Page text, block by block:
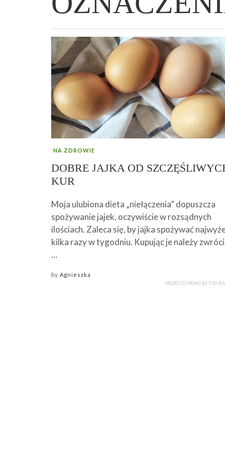
WIELKANOCNA BABKA DROŻDŻOWA –
„TRZYGODZINNA”
„PRZEMIANA” PODRÓŻ DO SIŁY I
WOLNOŚCI :)
GENIALNY ZAKWAS Z BURAKÓW
ROBOTY – WZMACNIA KREW I
AFIRMACJE – TWORZENIE DOBREGO
ŻYCIA!
NA ZDROWIE
DOBRE JAJKA OD
KUR
Moja ulubiona dieta „niełączenia” dopuszcza
spożywanie jajek, oczywiście w rozsądnych
ilościach. Zaleca się, by jajka spożywać
kilka razy w tygodniu. Kupując je należy
…
by Agnieszka
PRZECZYTANO 10 730